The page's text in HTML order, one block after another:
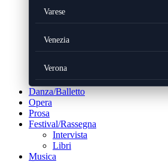
Varese
Venezia
Verona
Danza/Balletto
Opera
Prosa
Festival/Rassegna
Intervista
Libri
Musica